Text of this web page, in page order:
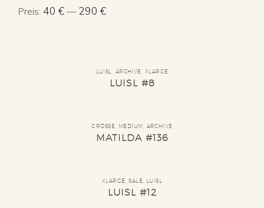
Min.
Max.
Preis: 40 €— 290 €
LUISL ARCHIVE XLARGE
LUISL #8
GRÖSSE MEDIUM ARCHIVE
MATILDA #136
XLARGE ,SALE LUISL
LUISL #12